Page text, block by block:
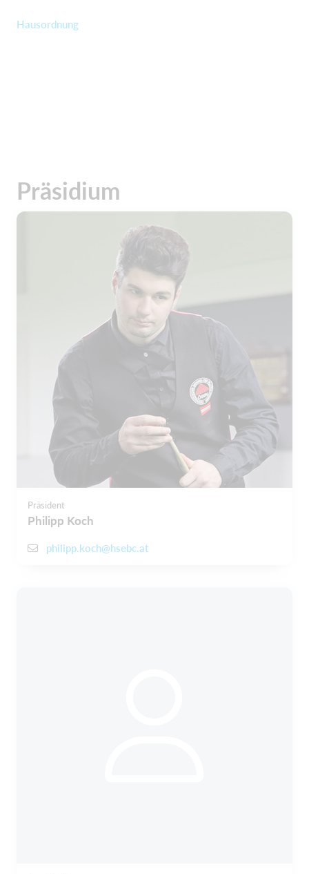
Hausordnung
Präsidium
Präsident
Philipp Koch
philipp.koch@hsebc.at